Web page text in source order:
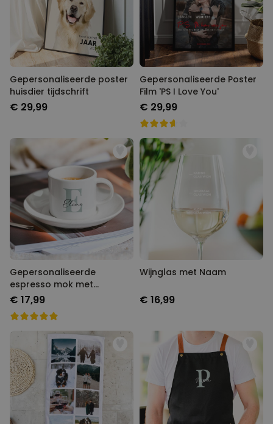
Gepersonaliseerde poster
huisdier tijdschrift
€ 29,99
Gepersonaliseerde Poster
Film 'PS I Love You'
€ 29,99
Gepersonaliseerde
espresso mok met
monogram
€ 17,99
Wijnglas met Naam
€ 16,99